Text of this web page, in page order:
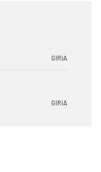
GIRIA
GIRIA